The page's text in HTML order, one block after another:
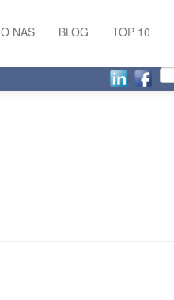
O NAS BLOG TOP 10